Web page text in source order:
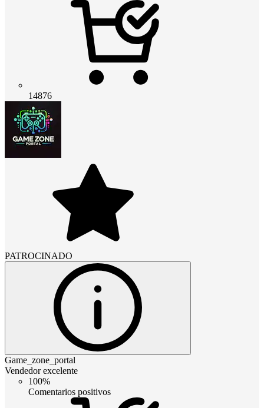
14876
PATROCINADO
Game_zone_portal
Vendedor excelente
100%
Comentarios positivos